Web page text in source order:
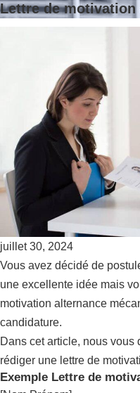
Lettre de motivation
juillet 30, 2024
Vous avez décidé de
une excellente idée mais
motivation alternance
candidature.
Dans cet article, nous
rédiger une lettre de
Exemple Lettre de